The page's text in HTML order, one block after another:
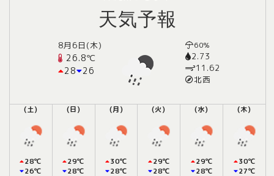
天気予報
8月6日(木)
26.8℃
28
26
60%
2.73
11.62
北西
(土)
28℃
26℃
(日)
29℃
28℃
(月)
30℃
28℃
(火)
29℃
28℃
(水)
29℃
28℃
(木)
30℃
27℃